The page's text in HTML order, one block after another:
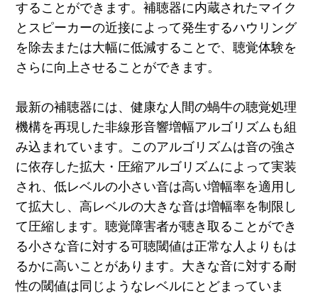
することができます。補聴器に内蔵されたマイク
とスピーカーの近接によって発生するハウリング
を除去または大幅に低減することで、聴覚体験を
さらに向上させることができます。
最新の補聴器には、健康な人間の蝸牛の聴覚処理
機構を再現した非線形音響増幅アルゴリズムも組
み込まれています。このアルゴリズムは音の強さ
に依存した拡大・圧縮アルゴリズムによって実装
され、低レベルの小さい音は高い増幅率を適用し
て拡大し、高レベルの大きな音は増幅率を制限し
て圧縮します。聴覚障害者が聴き取ることができ
る小さな音に対する可聴閾値は正常な人よりもは
るかに高いことがあります。大きな音に対する耐
性の閾値は同じようなレベルにとどまっていま